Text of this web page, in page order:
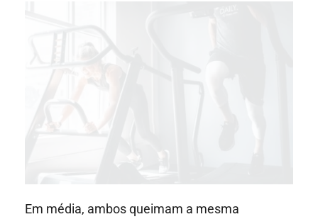
Em média, ambos queimam a mesma